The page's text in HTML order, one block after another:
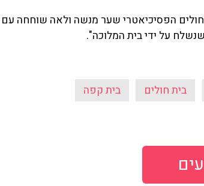
הפסיכיאטרי שער מנשה ולאה שוחחה
על ידי בית המלוכה".
בית חולים בית קפה